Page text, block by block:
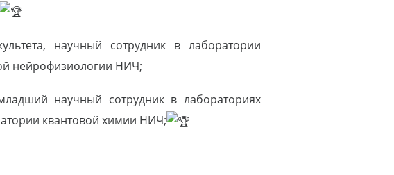
научный сотрудник в лаборатории
нейрофизиологии НИЧ;
научный сотрудник в лабораториях
квантовой химии НИЧ;